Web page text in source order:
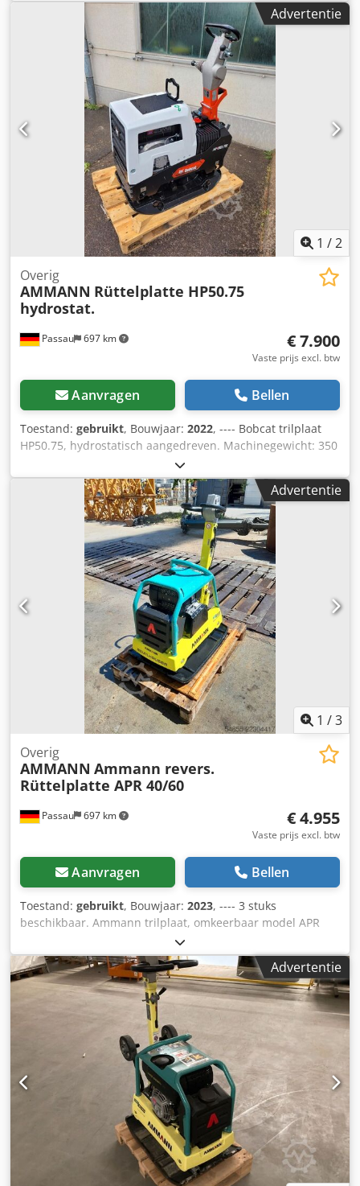
Advertentie
1 /2
Passau 697 km
Overig
AMMANN Rüttelplatte HP50.75
hydrostat.
€ 7.900
Vaste prijs excl. btw
Aanvragen Bellen
Toestand: gebruikt, Bouwjaar: 2022, ---- Bobcat trilplaat
HP50.75, hydrostatisch aangedreven. Machinegewicht: 350
kg Codezkz Tkopfx Ahceha Lengte van de grondplaat: 450
mm Machinelengte: 900 mm Machinelengte met
handgreep: 1.600 mm Machinehoogte: 820 mm
Handgreephoogte (werkpositie): 1.000 mm
Handgreephoogte (transport): 1.500 mm Machinebreedte:
450/600/750 mm Motor: Hatz Supra 1D50S Brandstof:
Diesel Motorvermogen bij omwentelingen per minuut: 7
kW bij 3200 Maximale vibratiefrequentie: 70 Hz Maximale
centrifugale kracht: 50 kN Maximale hellingshoek: 36%
Amplitude: 1,7 mm
Advertentie
1 /3
Passau 697 km
Overig
AMMANN Ammann revers.
Rüttelplatte APR 40/60
€ 4.955
Vaste prijs excl. btw
Aanvragen Bellen
Toestand: gebruikt, Bouwjaar: 2023, ---- 3 stuks
beschikbaar. Ammann trilplaat, omkeerbaar model APR
40/60 Artikelnummer: 100563147 Bouwjaar: 2023 Ammann
trilplaat, omkeerbaar model APR 40/60 Artikelnummer:
100563148 Bouwjaar: 2023 Specificaties: Motor: Hatz /
diesel Gewicht machine: 284 kg Chedpfx Aszkzzbohcoa
Verdichtingsbreedte: 600 mm
Advertentie